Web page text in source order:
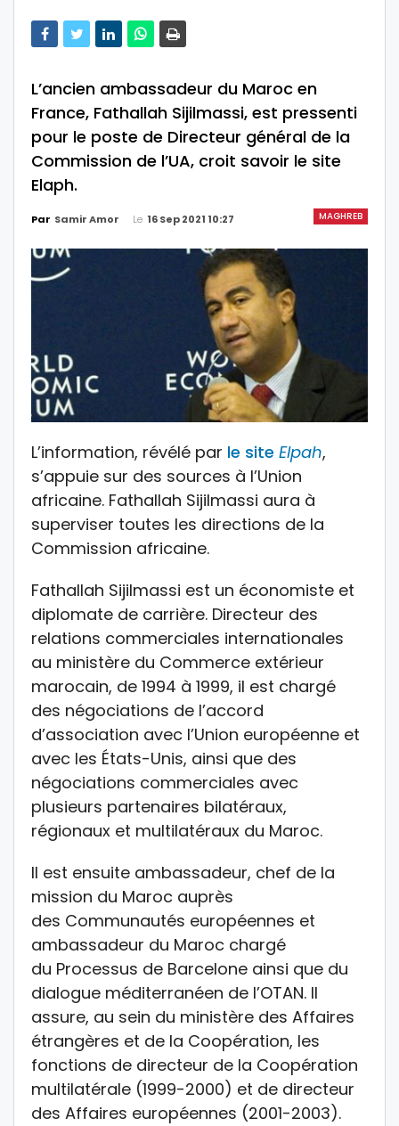
L’ancien ambassadeur du Maroc en
France, Fathallah Sijilmassi, est pressenti
pour le poste de Directeur général de la
Commission de l’UA, croit savoir le site
Elaph.
MAGHREB
Par Samir Amor Le 16 Sep 2021 10:27
L’information, révélé par le site Elpah,
s’appuie sur des sources à l’Union
africaine. Fathallah Sijilmassi aura à
superviser toutes les directions de la
Commission africaine.
Fathallah Sijilmassi est un économiste et
diplomate de carrière. Directeur des
relations commerciales internationales
au ministère du Commerce extérieur
marocain, de 1994 à 1999, il est chargé
des négociations de l’accord
d’association avec l’Union européenne et
avec les États-Unis, ainsi que des
négociations commerciales avec
plusieurs partenaires bilatéraux,
régionaux et multilatéraux du Maroc.
Il est ensuite ambassadeur, chef de la
mission du Maroc auprès
des Communautés européennes et
ambassadeur du Maroc chargé
du Processus de Barcelone ainsi que du
dialogue méditerranéen de l’OTAN. Il
assure, au sein du ministère des Affaires
étrangères et de la Coopération, les
fonctions de directeur de la Coopération
multilatérale (1999-2000) et de directeur
des Affaires européennes (2001-2003).